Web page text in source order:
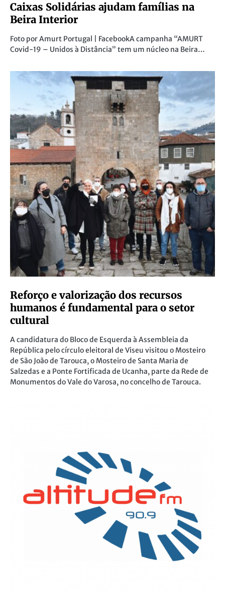
Caixas Solidárias ajudam famílias na
Beira Interior
Foto por Amurt Portugal | FacebookA campanha “AMURT
Covid-19 – Unidos à Distância” tem um núcleo na Beira…
Reforço e valorização dos recursos
humanos é fundamental para o setor
cultural
A candidatura do Bloco de Esquerda à Assembleia da
República pelo círculo eleitoral de Viseu visitou o Mosteiro
de São João de Tarouca, o Mosteiro de Santa Maria de
Salzedas e a Ponte Fortificada de Ucanha, parte da Rede de
Monumentos do Vale do Varosa, no concelho de Tarouca.